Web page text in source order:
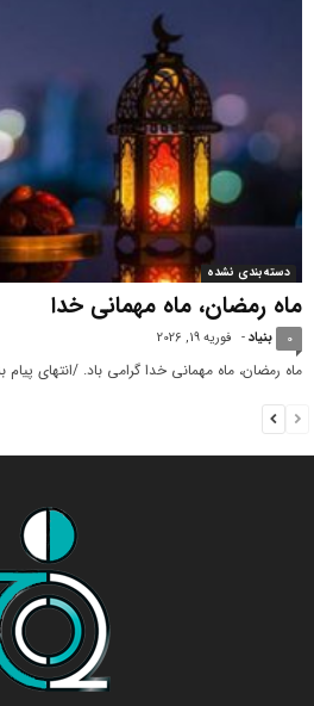
دسته‌بندی نشده
ماه رمضان، ماه مهمانی خدا
بنیاد- فوریه 19, 2026 0
ماه رمضان، ماه مهمانی خدا گرامی باد. /انتهای پیام